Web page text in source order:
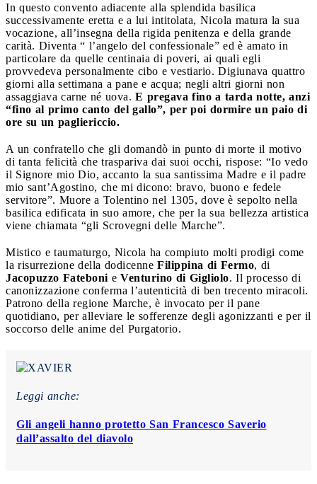
In questo convento adiacente alla splendida basilica
successivamente eretta e a lui intitolata, Nicola matura la sua
vocazione, all’insegna della rigida penitenza e della grande
carità. Diventa “ l’angelo del confessionale” ed è amato in
particolare da quelle centinaia di poveri, ai quali egli
provvedeva personalmente cibo e vestiario. Digiunava quattro
giorni alla settimana a pane e acqua; negli altri giorni non
assaggiava carne né uova. E pregava fino a tarda notte, anzi
“fino al primo canto del gallo”, per poi dormire un paio di
ore su un pagliericcio.
A un confratello che gli domandò in punto di morte il motivo
di tanta felicità che traspariva dai suoi occhi, rispose: “Io vedo
il Signore mio Dio, accanto la sua santissima Madre e il padre
mio sant’Agostino, che mi dicono: bravo, buono e fedele
servitore”. Muore a Tolentino nel 1305, dove è sepolto nella
basilica edificata in suo amore, che per la sua bellezza artistica
viene chiamata “gli Scrovegni delle Marche”.
Mistico e taumaturgo, Nicola ha compiuto molti prodigi come
la risurrezione della dodicenne Filippina di Fermo, di
Jacopuzzo Fateboni e Venturino di Gigliolo. Il processo di
canonizzazione conferma l’autenticità di ben trecento miracoli.
Patrono della regione Marche, è invocato per il pane
quotidiano, per alleviare le sofferenze degli agonizzanti e per il
soccorso delle anime del Purgatorio.
Leggi anche:
Gli angeli hanno protetto San Francesco Saverio
dall’assalto del diavolo